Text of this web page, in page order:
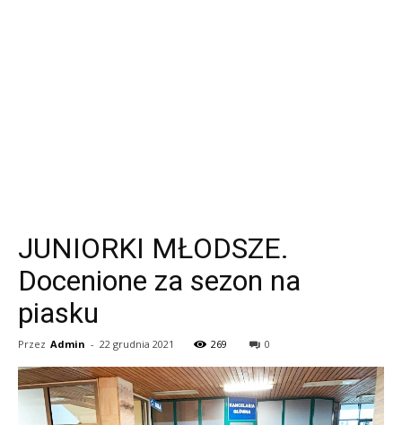
JUNIORKI MŁODSZE.
Docenione za sezon na
piasku
Przez Admin - 22 grudnia 2021 269 0